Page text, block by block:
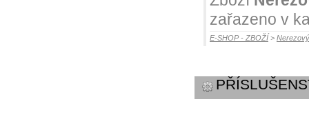
zařazeno v
E-SHOP - ZBOŽÍ >